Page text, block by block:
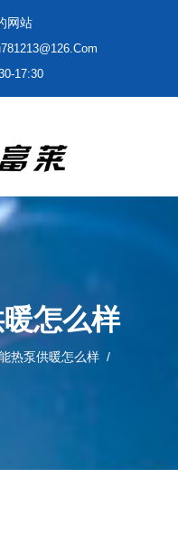
网站
17:30
怎么样
热泵供暖怎么样